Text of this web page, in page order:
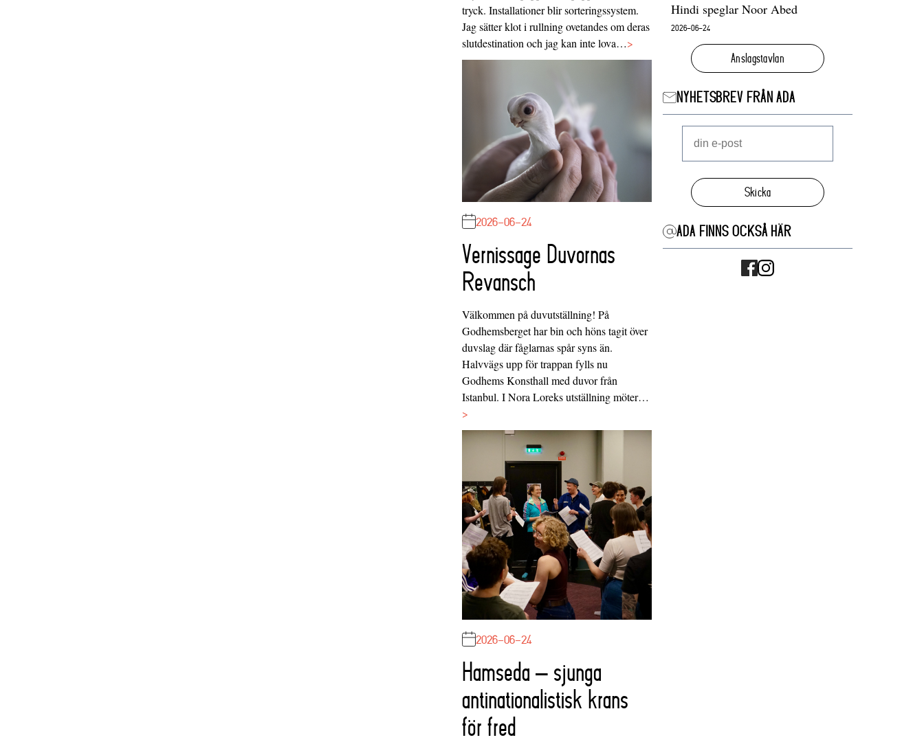
tryck. Installationer blir sorteringssystem.
Jag sätter klot i rullning ovetandes om deras
slutdestination och jag kan inte lova…>
2026-06-24
Vernissage Duvornas
Revansch
Välkommen på duvutställning! På
Godhemsberget har bin och höns tagit över
duvslag där fåglarnas spår syns än.
Halvvägs upp för trappan fylls nu
Godhems Konsthall med duvor från
Istanbul. I Nora Loreks utställning möter…
>
2026-06-24
Hamseda – sjunga
antinationalistisk krans
för fred
Hindi speglar Noor Abed
2026-06-24
Anslagstavlan
NYHETSBREV FRÅN ADA
Skicka
ADA FINNS OCKSÅ HÄR